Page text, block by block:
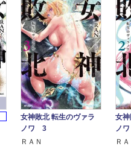
女神敗北 転生のヴァラ
ノワ 3
ＲＡＮ
女
ノ
ＲＡ